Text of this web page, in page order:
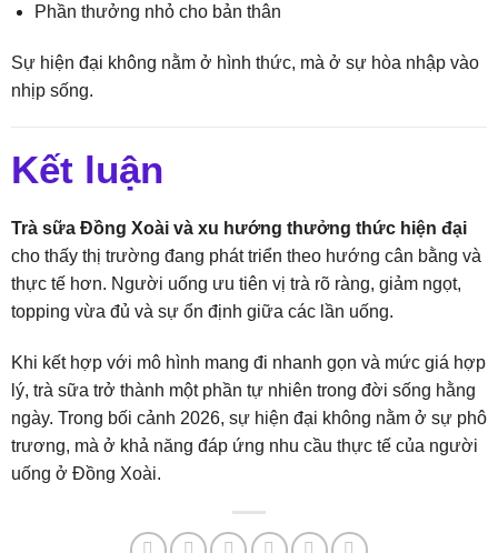
Phần thưởng nhỏ cho bản thân
Sự hiện đại không nằm ở hình thức, mà ở sự hòa nhập vào
nhịp sống.
Kết luận
Trà sữa Đồng Xoài và xu hướng thưởng thức hiện đại
cho thấy thị trường đang phát triển theo hướng cân bằng và
thực tế hơn. Người uống ưu tiên vị trà rõ ràng, giảm ngọt,
topping vừa đủ và sự ổn định giữa các lần uống.
Khi kết hợp với mô hình mang đi nhanh gọn và mức giá hợp
lý, trà sữa trở thành một phần tự nhiên trong đời sống hằng
ngày. Trong bối cảnh 2026, sự hiện đại không nằm ở sự phô
trương, mà ở khả năng đáp ứng nhu cầu thực tế của người
uống ở Đồng Xoài.